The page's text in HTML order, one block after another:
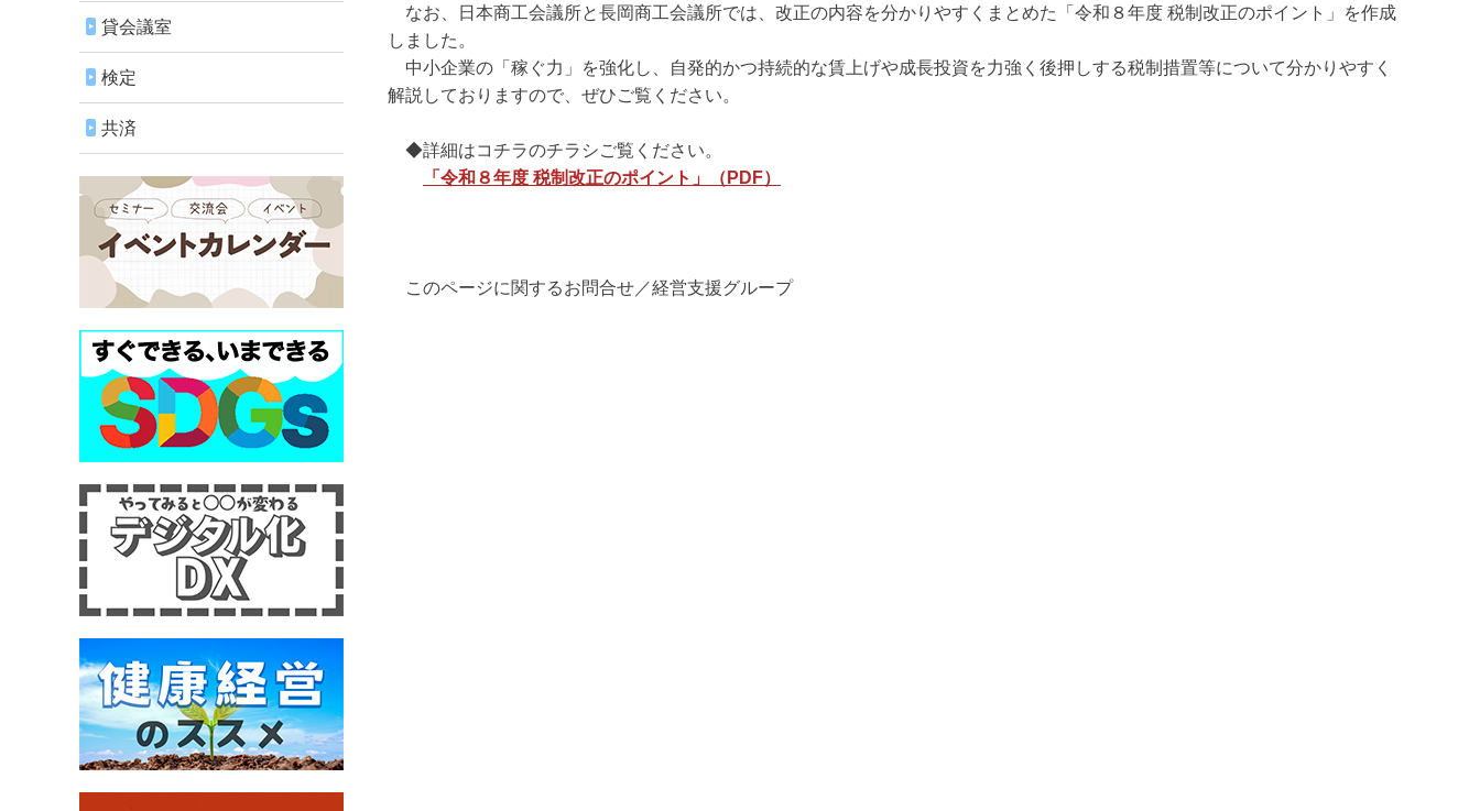
なお、日本商工会議所と長岡商工会議所では、改正の内容を分かりやすくまとめた「令和８年度 税制改正のポイント」を作成
しました。
中小企業の「稼ぐ力」を強化し、自発的かつ持続的な賃上げや成長投資を力強く後押しする税制措置等について分かりやすく
解説しておりますので、ぜひご覧ください。
◆詳細はコチラのチラシご覧ください。
「令和８年度 税制改正のポイント」（PDF）
このページに関するお問合せ／経営支援グループ
貸会議室
検定
共済